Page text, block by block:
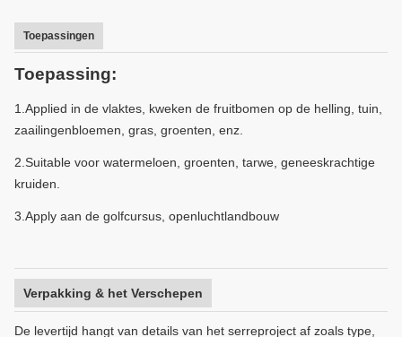
Toepassingen
Toepassing:
1.Applied in de vlaktes, kweken de fruitbomen op de helling, tuin,
zaailingenbloemen, gras, groenten, enz.
2.Suitable voor watermeloen, groenten, tarwe, geneeskrachtige
kruiden.
3.Apply aan de golfcursus, openluchtlandbouw
Verpakking & het Verschepen
De levertijd hangt van details van het serreproject af zoals type,